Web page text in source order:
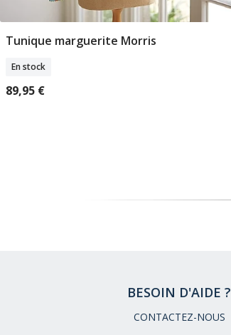
Sélectionner Tailles
Tunique marguerite Morris
En stock
89,95 €
BESOIN D'AIDE ?
CONTACTEZ-NOUS